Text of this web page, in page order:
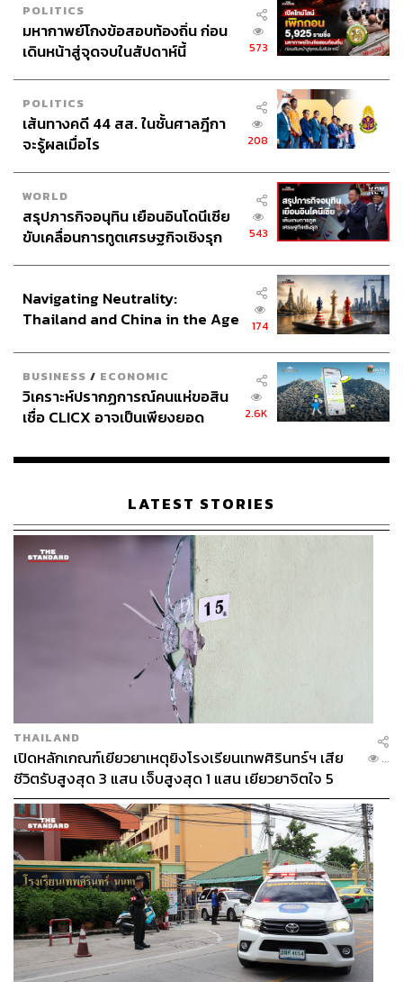
POLITICS
มหากาพย์โกงข้อสอบท้องถิ่น ก่อน
เดินหน้าสู่จุดจบในสัปดาห์นี้
573
POLITICS
เส้นทางคดี 44 สส. ในชั้นศาลฎีกา
จะรู้ผลเมื่อไร
208
WORLD
สรุปภารกิจอนุทิน เยือนอินโดนีเซีย
ขับเคลื่อนการทูตเศรษฐกิจเชิงรุก
543
Navigating Neutrality:
Thailand and China in the Age
174
BUSINESS / ECONOMIC
วิเคราะห์ปรากฏการณ์คนแห่ขอสิน
เชื่อ CLICX อาจเป็นเพียงยอด
เรือนไทยที่ถูกซุกไว้
2.6K
LATEST STORIES
THAILAND
เปิดหลักเกณฑ์เยียวยาเหตุยิงโรงเรียนเทพศิรินทร์ฯ เสีย
ชีวิตรับสูงสุด 3 แสน เจ็บสูงสุด 1 แสน เยียวยาจิตใจ 5
ระดับ
...